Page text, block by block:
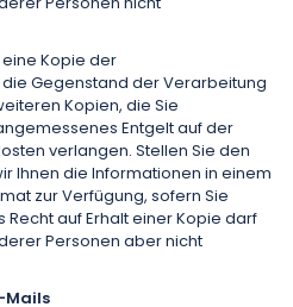
Kopie der
Gegenstand der Verarbeitung
Kopien, die Sie
Entgelt auf der
verlangen. Stellen Sie den
Ihnen die Informationen in einem
zur Verfügung, sofern Sie
auf Erhalt einer Kopie darf
Personen aber nicht
Mails